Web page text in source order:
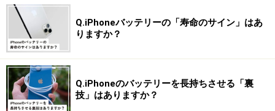
そして右上のコントローラーから再生アイコンをタッ
プ。
アプリを閉じると動画は一時停止に、ここでコントロールセ
ンターを開き、右上のコントローラーから再生アイコンをタ
ップ
Q.iPhoneバッテリーの「寿命のサイン」はあ
りますか？
Q.iPhoneのバッテリーを長持ちさせる「裏
技」はありますか？